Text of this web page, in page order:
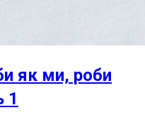
як ми, роби
1